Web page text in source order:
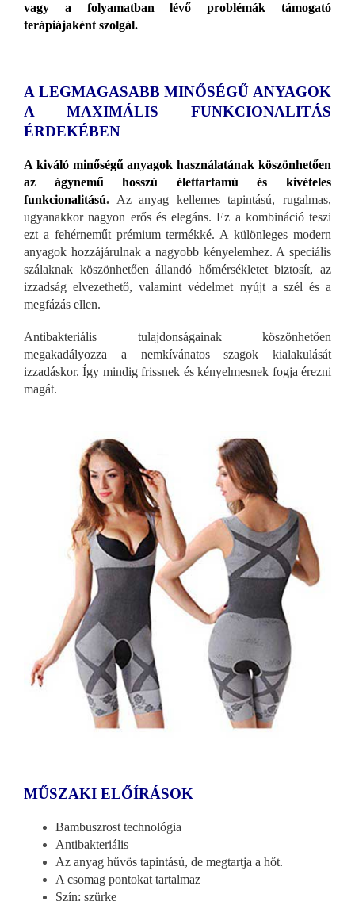
vagy a folyamatban lévő problémák támogató
terápiájaként szolgál.
A LEGMAGASABB MINŐSÉGŰ ANYAGOK
A MAXIMÁLIS FUNKCIONALITÁS
ÉRDEKÉBEN
A kiváló minőségű anyagok használatának köszönhetően
az ágynemű hosszú élettartamú és kivételes
funkcionalitású. Az anyag kellemes tapintású, rugalmas,
ugyanakkor nagyon erős és elegáns. Ez a kombináció teszi
ezt a fehérneműt prémium termékké. A különleges modern
anyagok hozzájárulnak a nagyobb kényelemhez. A speciális
szálaknak köszönhetően állandó hőmérsékletet biztosít, az
izzadság elvezethető, valamint védelmet nyújt a szél és a
megfázás ellen.
Antibakteriális tulajdonságainak köszönhetően
megakadályozza a nemkívánatos szagok kialakulását
izzadáskor. Így mindig frissnek és kényelmesnek fogja érezni
magát.
MŰSZAKI ELŐÍRÁSOK
Bambuszrost technológia
Antibakteriális
Az anyag hűvös tapintású, de megtartja a hőt.
A csomag pontokat tartalmaz
Szín: szürke